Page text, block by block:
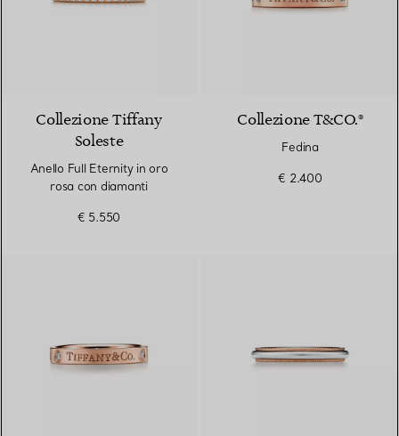
Collezione Tiffany
Soleste
Anello Full Eternity in oro
rosa con diamanti
€ 5.550
Collezione T&CO.®
Fedina
€ 2.400